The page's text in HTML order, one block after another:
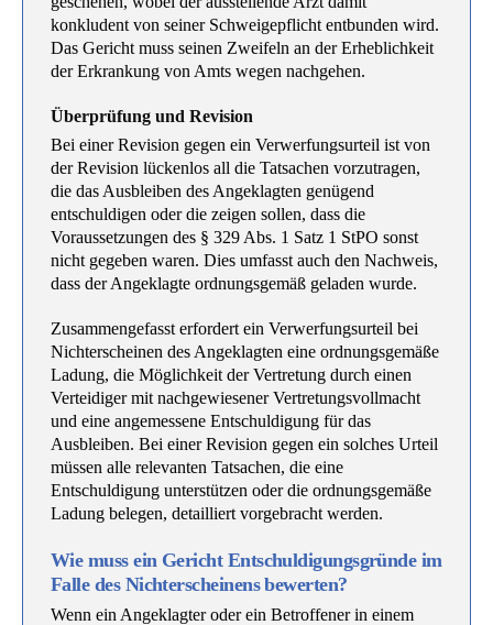
konkludent von seiner Schweigepflicht entbunden wird.
Das Gericht muss seinen Zweifeln an der Erheblichkeit
der Erkrankung von Amts wegen nachgehen.
Überprüfung und Revision
Bei einer Revision gegen ein Verwerfungsurteil ist von
der Revision lückenlos all die Tatsachen vorzutragen,
die das Ausbleiben des Angeklagten genügend
entschuldigen oder die zeigen sollen, dass die
Voraussetzungen des § 329 Abs. 1 Satz 1 StPO sonst
nicht gegeben waren. Dies umfasst auch den Nachweis,
dass der Angeklagte ordnungsgemäß geladen wurde.
Zusammengefasst erfordert ein Verwerfungsurteil bei
Nichterscheinen des Angeklagten eine ordnungsgemäße
Ladung, die Möglichkeit der Vertretung durch einen
Verteidiger mit nachgewiesener Vertretungsvollmacht
und eine angemessene Entschuldigung für das
Ausbleiben. Bei einer Revision gegen ein solches Urteil
müssen alle relevanten Tatsachen, die eine
Entschuldigung unterstützen oder die ordnungsgemäße
Ladung belegen, detailliert vorgebracht werden.
Wie muss ein Gericht Entschuldigungsgründe im
Falle des Nichterscheinens bewerten?
Wenn ein Angeklagter oder ein Betroffener in einem